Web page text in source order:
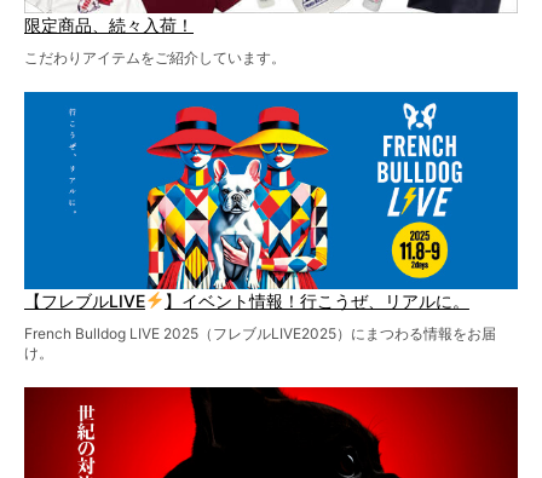
限定商品、続々入荷！
こだわりアイテムをご紹介しています。
【フレブルLIVE 】イベント情報！行こうぜ、リアルに。
French Bulldog LIVE 2025（フレブルLIVE2025）にまつわる情報をお届
け。